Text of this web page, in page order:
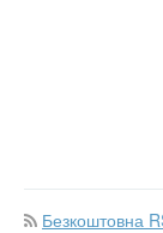
Безкоштовна